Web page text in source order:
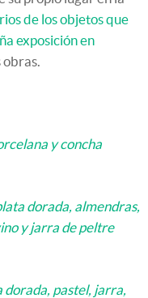
de los objetos que
exposición en
obras.
y concha
dorada, almendras,
y jarra de peltre
pastel, jarra,